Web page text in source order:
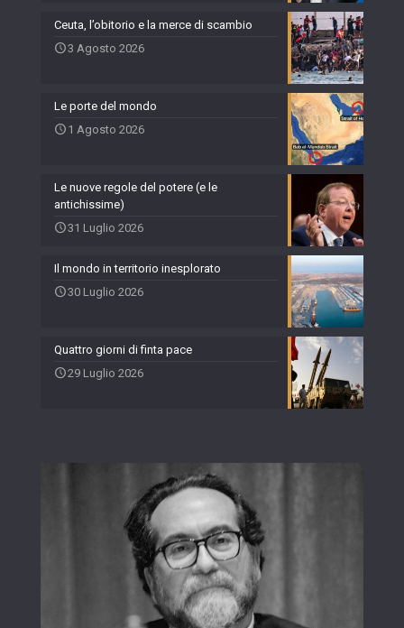
Ceuta, l’obitorio e la merce di scambio
3 Agosto 2026
Le porte del mondo
1 Agosto 2026
Le nuove regole del potere (e le
antichissime)
31 Luglio 2026
Il mondo in territorio inesplorato
30 Luglio 2026
Quattro giorni di finta pace
29 Luglio 2026